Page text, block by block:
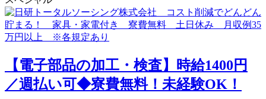
【電子部品の加工・検査】時給1400円
／週払い可◆寮費無料！未経験OK！